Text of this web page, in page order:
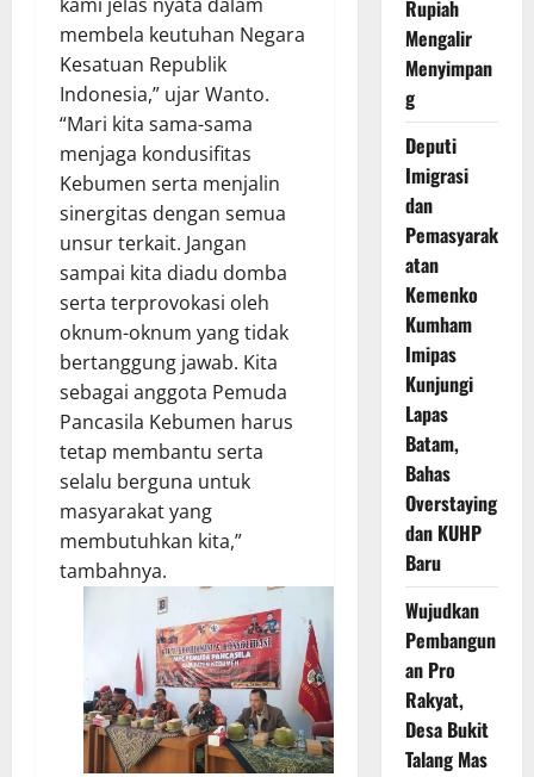
membela keutuhan Negara
Kesatuan Republik
Indonesia,” ujar Wanto.
“Mari kita sama-sama
menjaga kondusifitas
Kebumen serta menjalin
sinergitas dengan semua
unsur terkait. Jangan
sampai kita diadu domba
serta terprovokasi oleh
oknum-oknum yang tidak
bertanggung jawab. Kita
sebagai anggota Pemuda
Pancasila Kebumen harus
tetap membantu serta
selalu berguna untuk
masyarakat yang
membutuhkan kita,”
tambahnya.
Rupiah
Mengalir
Menyimpan
g
Deputi
Imigrasi
dan
Pemasyarak
atan
Kemenko
Kumham
Imipas
Kunjungi
Lapas
Batam,
Bahas
Overstaying
dan KUHP
Baru
Wujudkan
Pembangun
an Pro
Rakyat,
Desa Bukit
Talang Mas